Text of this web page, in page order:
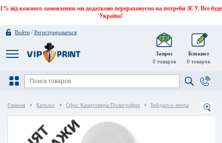
1% від кожного замовлення ми додатково перераховуємо на потреби ЗСУ. Все буде
Україна!
Войти /Регистрироваться
Запрос
0 товаров
Блокнот
0 товаров
Главная Каталог Офис Канцтовары Полиграфия Бейджи и ленты